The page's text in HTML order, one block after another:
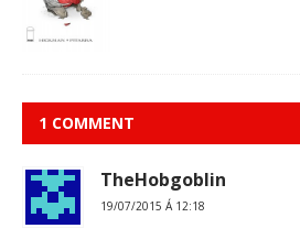
1 COMMENT
TheHobgoblin
19/07/2015 Á 12:18